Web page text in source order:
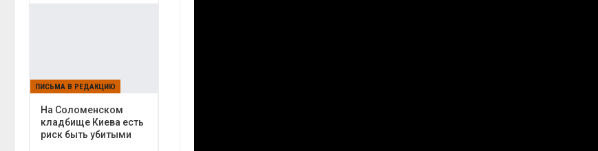
ПИСЬМА В РЕДАКЦИЮ
На Соломенском
кладбище Киева есть
риск быть убитыми